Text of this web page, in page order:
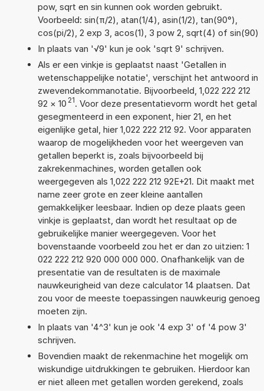
pow, sqrt en sin kunnen ook worden gebruikt.
Voorbeeld: sin(π/2), atan(1/4), asin(1/2), tan(90°),
cos(pi/2), 2 exp 3, acos(1), 3 pow 2, sqrt(4) of sin(90)
In plaats van '√9' kun je ook 'sqrt 9' schrijven.
Als er een vinkje is geplaatst naast 'Getallen in
wetenschappelijke notatie', verschijnt het antwoord in
zwevendekommanotatie. Bijvoorbeeld, 1,022 222 212
92 × 10 21. Voor deze presentatievorm wordt het getal
gesegmenteerd in een exponent, hier 21, en het
eigenlijke getal, hier 1,022 222 212 92. Voor apparaten
waarop de mogelijkheden voor het weergeven van
getallen beperkt is, zoals bijvoorbeeld bij
zakrekenmachines, worden getallen ook
weergegeven als 1,022 222 212 92E+21. Dit maakt met
name zeer grote en zeer kleine aantallen
gemakkelijker leesbaar. Indien op deze plaats geen
vinkje is geplaatst, dan wordt het resultaat op de
gebruikelijke manier weergegeven. Voor het
bovenstaande voorbeeld zou het er dan zo uitzien: 1
022 222 212 920 000 000 000. Onafhankelijk van de
presentatie van de resultaten is de maximale
nauwkeurigheid van deze calculator 14 plaatsen. Dat
zou voor de meeste toepassingen nauwkeurig genoeg
moeten zijn.
In plaats van '4^3' kun je ook '4 exp 3' of '4 pow 3'
schrijven.
Bovendien maakt de rekenmachine het mogelijk om
wiskundige uitdrukkingen te gebruiken. Hierdoor kan
er niet alleen met getallen worden gerekend, zoals